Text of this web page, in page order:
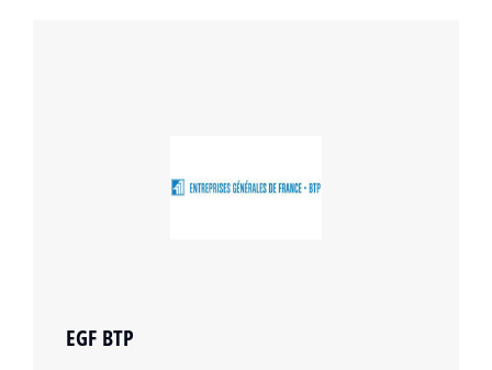
EGF BTP